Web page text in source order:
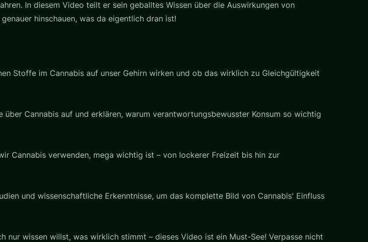
In diesem Video teilt er sein geballtes Wissen über die Auswirkungen von
hinschauen, was da eigentlich dran ist!
Stoffe im Cannabis auf unser Gehirn wirken und ob das wirklich zu Gleichgültigkeit
Cannabis auf und erklären, warum verantwortungsbewusster Konsum so wichtig
Cannabis verwenden, mega wichtig ist – von lockerer Freizeit bis hin zur
und wissenschaftliche Erkenntnisse, um das komplette Bild von Cannabis' Einfluss
wissen willst, was wirklich stimmt – dieses Video ist ein Must-See! Verpasse nicht